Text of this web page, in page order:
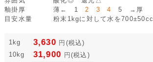
釉掛厚
薄← 12 3 4
5 →厚
目安水量
粉末1kgに対して水を700±50cc
1kg 3,630 円 (税込)
10kg
31,900 円 (税込)